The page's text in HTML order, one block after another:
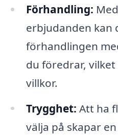
Förhandling:
erbjudanden kan
förhandlingen
du föredrar,
villkor.
Trygghet: Att ha
välja på skapar